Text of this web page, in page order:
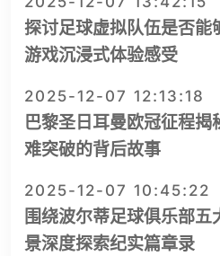
探讨足球虚拟队伍是否能
游戏沉浸式体验感受
2025-12-07 12:13:18
巴黎圣日耳曼欧冠征程揭
难突破的背后故事
2025-12-07 10:45:22
围绕波尔蒂足球俱乐部
景深度探索纪实篇章录